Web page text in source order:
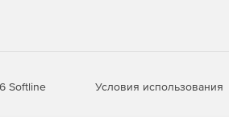
Softline Условия использования